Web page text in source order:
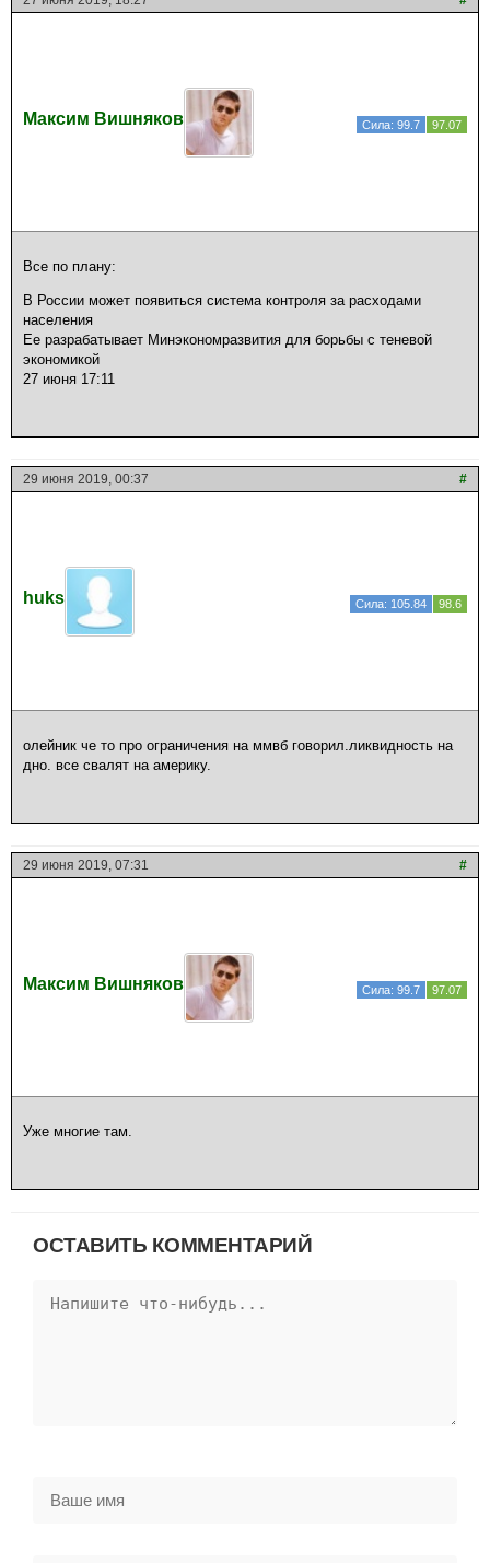
Максим Вишняков Сила: 99.7 97.07
Все по плану:
В России может появиться система контроля за расходами
населения
Ее разрабатывает Минэкономразвития для борьбы с теневой
экономикой
27 июня 17:11
29 июня 2019, 00:37 #
huks Сила: 105.84 98.6
олейник че то про ограничения на ммвб говорил.ликвидность на
дно. все свалят на америку.
29 июня 2019, 07:31 #
Максим Вишняков Сила: 99.7 97.07
Уже многие там.
ОСТАВИТЬ КОММЕНТАРИЙ